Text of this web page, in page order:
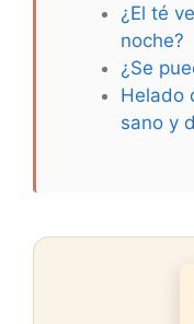
¿El té
noche?
¿Se
Helado
sano y